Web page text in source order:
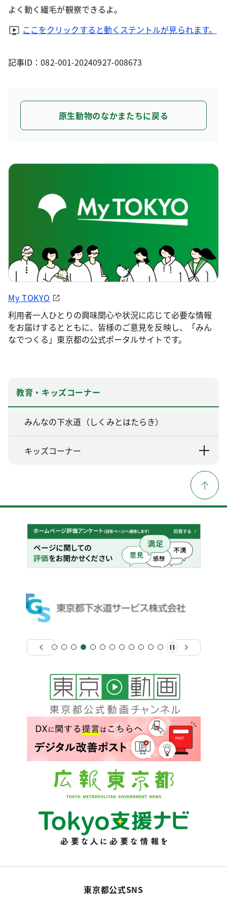
よく動く繊毛が観察できるよ。
ここをクリックすると動くステントルが見られます。
記事ID：082-001-20240927-008673
原生動物のなかまたちに戻る
My TOKYO
利用者一人ひとりの興味関心や状況に応じて必要な情報
をお届けするとともに、皆様のご意見を反映し、「みん
なでつくる」東京都の公式ポータルサイトです。
教育・キッズコーナー
みんなの下水道（しくみとはたらき）
キッズコーナー
東京都公式SNS